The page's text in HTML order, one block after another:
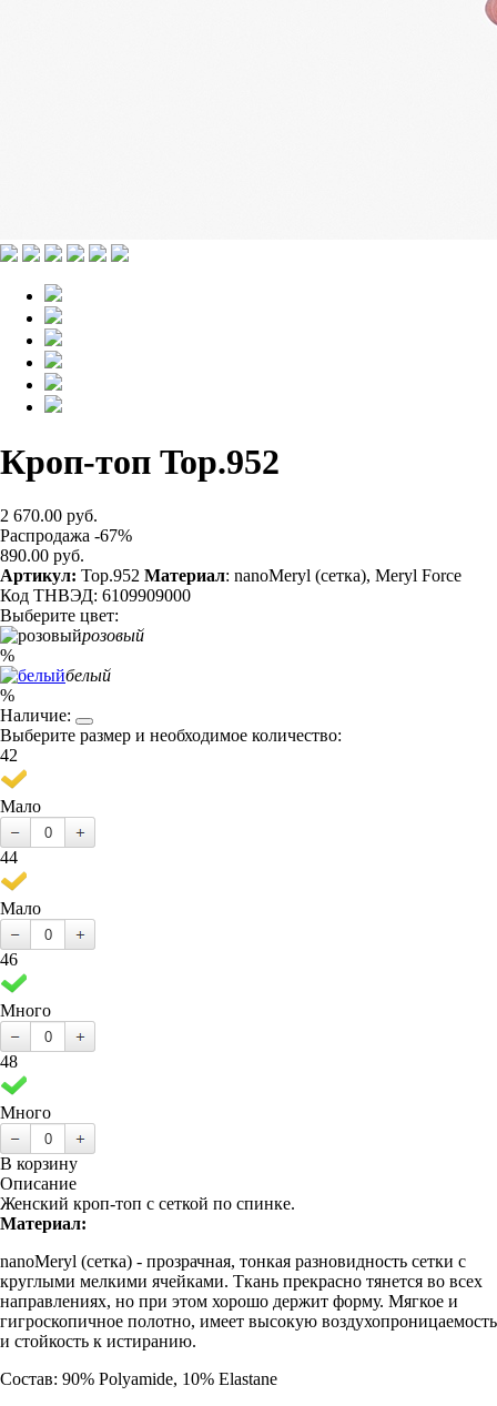
Кроп-топ Top.952
2 670.00 руб.
Распродажа -67%
890.00 руб.
Артикул: Top.952 Материал: nanoMeryl (сетка), Meryl Force
Код ТНВЭД: 6109909000
Выберите цвет:
розовый
%
белый
%
Наличие:
Выберите размер и необходимое количество:
42
Мало
44
Мало
46
Много
48
Много
В корзину
Описание
Женский кроп-топ с сеткой по спинке.
Материал:
nanoMeryl (cетка) - прозрачная, тонкая разновидность сетки с
круглыми мелкими ячейками. Ткань прекрасно тянется во всех
направлениях, но при этом хорошо держит форму. Мягкое и
гигроскопичное полотно, имеет высокую воздухопроницаемость
и стойкость к истиранию.
Состав: 90% Polyamide, 10% Elastane